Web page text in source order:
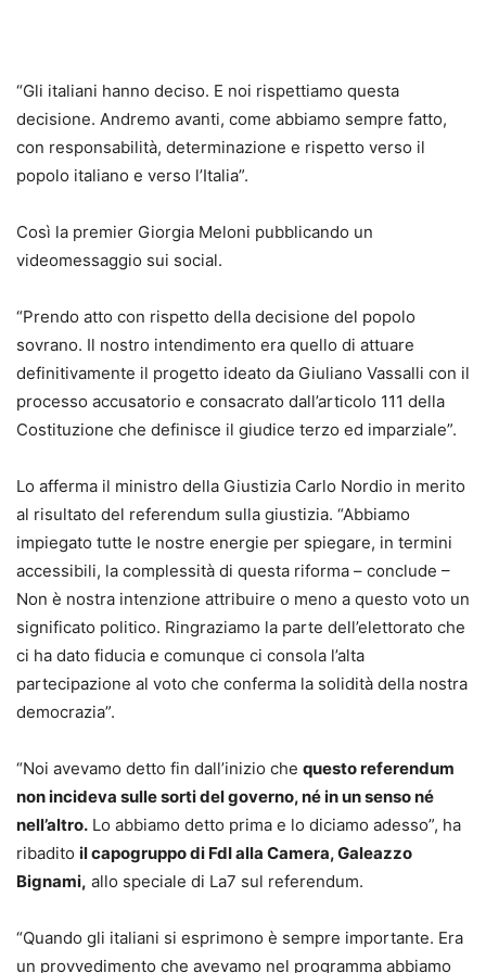
“Gli italiani hanno deciso. E noi rispettiamo questa
decisione. Andremo avanti, come abbiamo sempre fatto,
con responsabilità, determinazione e rispetto verso il
popolo italiano e verso l’Italia”.
Così la premier Giorgia Meloni pubblicando un
videomessaggio sui social.
“Prendo atto con rispetto della decisione del popolo
sovrano. Il nostro intendimento era quello di attuare
definitivamente il progetto ideato da Giuliano Vassalli con il
processo accusatorio e consacrato dall’articolo 111 della
Costituzione che definisce il giudice terzo ed imparziale”.
Lo afferma il ministro della Giustizia Carlo Nordio in merito
al risultato del referendum sulla giustizia. “Abbiamo
impiegato tutte le nostre energie per spiegare, in termini
accessibili, la complessità di questa riforma – conclude –
Non è nostra intenzione attribuire o meno a questo voto un
significato politico. Ringraziamo la parte dell’elettorato che
ci ha dato fiducia e comunque ci consola l’alta
partecipazione al voto che conferma la solidità della nostra
democrazia”.
“Noi avevamo detto fin dall’inizio che questo referendum
non incideva sulle sorti del governo, né in un senso né
nell’altro. Lo abbiamo detto prima e lo diciamo adesso”, ha
ribadito il capogruppo di FdI alla Camera, Galeazzo
Bignami, allo speciale di La7 sul referendum.
“Quando gli italiani si esprimono è sempre importante. Era
un provvedimento che avevamo nel programma abbiamo